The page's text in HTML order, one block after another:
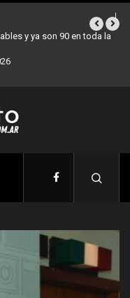
llegan esta semana a